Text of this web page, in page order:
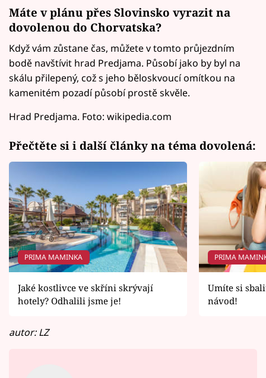
Máte v plánu přes Slovinsko vyrazit na
dovolenou do Chorvatska?
Když vám zůstane čas, můžete v tomto průjezdním
bodě navštívit hrad Predjama. Působí jako by byl na
skálu přilepený, což s jeho běloskvoucí omítkou na
kamenitém pozadí působí prostě skvěle.
Hrad Predjama. Foto: wikipedia.com
Přečtěte si i další články na téma dovolená:
PRIMA MAMINKA
Jaké kostlivce ve skříni skrývají
hotely? Odhalili jsme je!
PRIMA
Umíte si
návod!
autor: LZ